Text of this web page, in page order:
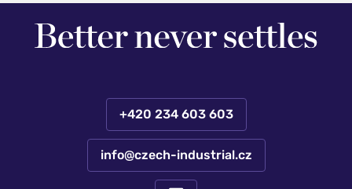
+420 234 603 603
info@czech-industrial.cz